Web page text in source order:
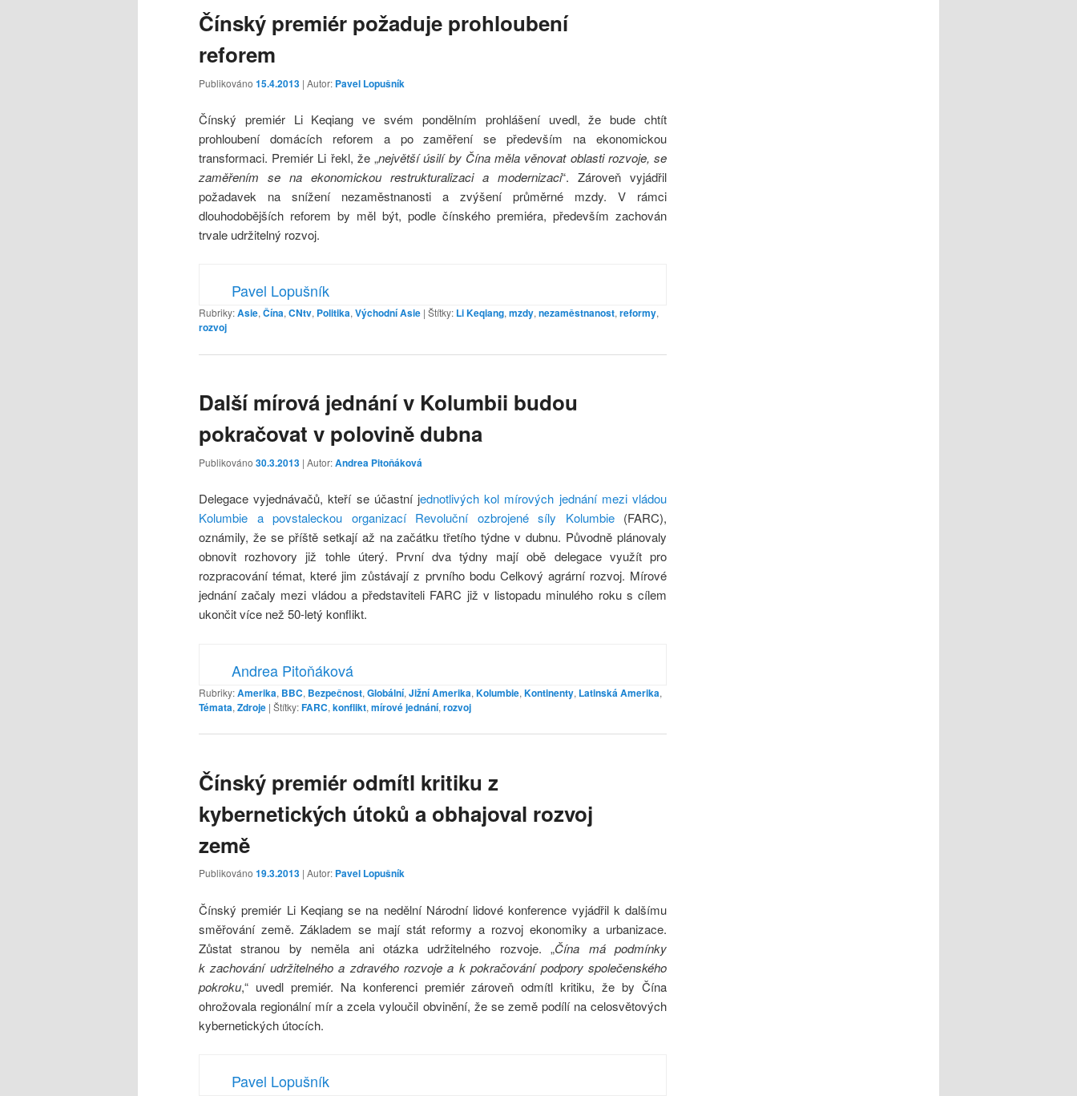
Čínský premiér požaduje prohloubení
reforem
Publikováno 15.4.2013 | Autor: Pavel Lopušník
Čínský premiér Li Keqiang ve svém pondělním prohlášení uvedl, že bude chtít
prohloubení domácích reforem a po zaměření se především na ekonomickou
transformaci. Premiér Li řekl, že „největší úsilí by Čína měla věnovat oblasti rozvoje, se
zaměřením se na ekonomickou restrukturalizaci a modernizaci“. Zároveň vyjádřil
požadavek na snížení nezaměstnanosti a zvýšení průměrné mzdy. V rámci
dlouhodobějších reforem by měl být, podle čínského premiéra, především zachován
trvale udržitelný rozvoj.
Pavel Lopušník
Rubriky:Asie,Čína,CNtv, Politika,Východní Asie | Štítky: Li Keqiang,mzdy,nezaměstnanost,reformy,
rozvoj
Další mírová jednání v Kolumbii budou
pokračovat v polovině dubna
Publikováno 30.3.2013 | Autor:Andrea Pitoňáková
Delegace vyjednávačů, kteří se účastní jednotlivých kol mírových jednání mezi vládou
Kolumbie a povstaleckou organizací Revoluční ozbrojené síly Kolumbie(FARC),
oznámily, že se příště setkají až na začátku třetího týdne v dubnu. Původně plánovaly
obnovit rozhovory již tohle úterý. První dva týdny mají obě delegace využít pro
rozpracování témat, které jim zůstávají z prvního bodu Celkový agrární rozvoj. Mírové
jednání začaly mezi vládou a představiteli FARC již v listopadu minulého roku s cílem
ukončit více než 50-letý konflikt.
Andrea Pitoňáková
Rubriky:Amerika, BBC, Bezpečnost, Globální, Jižní Amerika, Kolumbie, Kontinenty, Latinská Amerika,
Témata, Zdroje | Štítky:FARC, konflikt, mírové jednání, rozvoj
Čínský premiér odmítl kritiku z
kybernetických útoků a obhajoval rozvoj
země
Publikováno 19.3.2013 | Autor: Pavel Lopušník
Čínský premiér Li Keqiang se na nedělní Národní lidové konference vyjádřil k dalšímu
směřování země. Základem se mají stát reformy a rozvoj ekonomiky a urbanizace.
Zůstat stranou by neměla ani otázka udržitelného rozvoje. „Čína má podmínky
k zachování udržitelného a zdravého rozvoje a k pokračování podpory společenského
pokroku,“ uvedl premiér. Na konferenci premiér zároveň odmítl kritiku, že by Čína
ohrožovala regionální mír a zcela vyloučil obvinění, že se země podílí na celosvětových
kybernetických útocích.
Pavel Lopušník